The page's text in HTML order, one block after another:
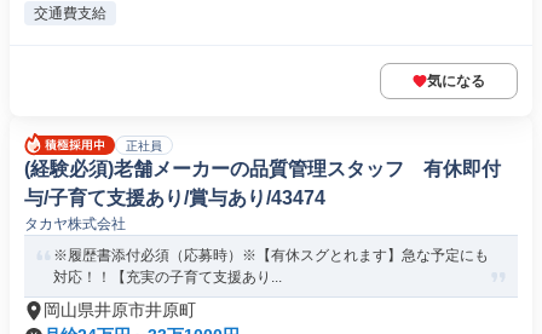
交通費支給
気になる
正社員
(経験必須)老舗メーカーの品質管理スタッフ 有休即付
与/子育て支援あり/賞与あり/43474
タカヤ株式会社
※履歴書添付必須（応募時）※【有休スグとれます】急な予定にも
対応！！【充実の子育て支援あり...
岡山県井原市井原町